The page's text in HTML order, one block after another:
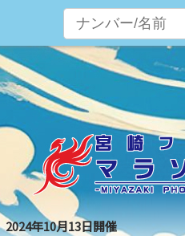
2024年10月13日開催